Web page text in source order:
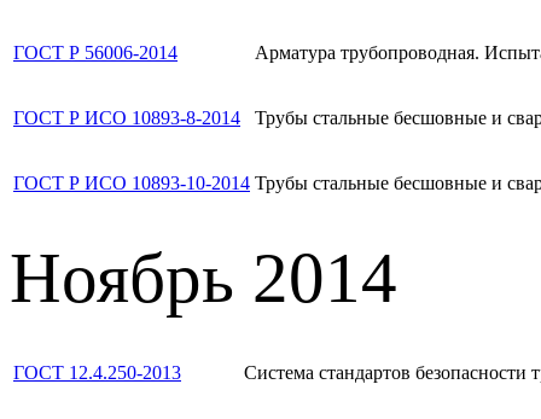
ГОСТ Р 56006-2014 Арматура трубопроводная.
ГОСТ Р ИСО 10893-8-2014 Трубы стальные бесшовные и
ГОСТ Р ИСО 10893-10-2014 Трубы стальные бесшовные и
Ноябрь 2014
ГОСТ 12.4.250-2013 Система стандартов